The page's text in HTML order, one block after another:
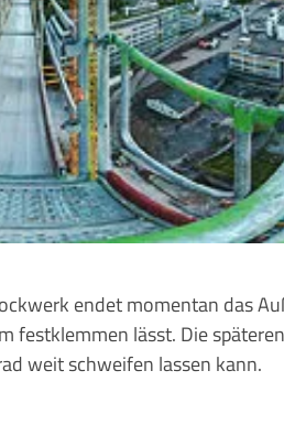
endet momentan das
festklemmen lässt. Die
weit schweifen lassen kann.